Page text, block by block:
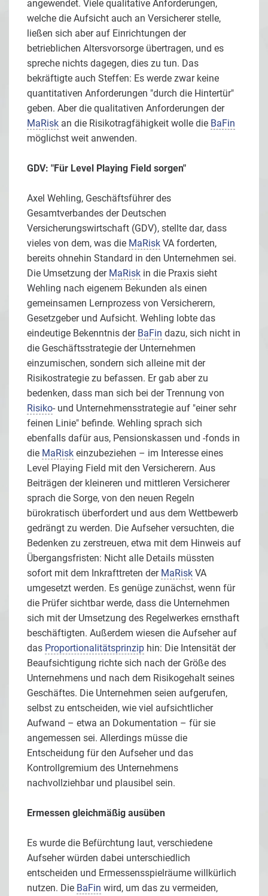
angewendet. Viele qualitative Anforderungen,
welche die Aufsicht auch an Versicherer stelle,
ließen sich aber auf Einrichtungen der
betrieblichen Altersvorsorge übertragen, und es
spreche nichts dagegen, dies zu tun. Das
bekräftigte auch Steffen: Es werde zwar keine
quantitativen Anforderungen "durch die Hintertür"
geben. Aber die qualitativen Anforderungen der
MaRisk an die Risikotragfähigkeit wolle die BaFin
möglichst weit anwenden.
GDV: "Für Level Playing Field sorgen"
Axel Wehling, Geschäftsführer des
Gesamtverbandes der Deutschen
Versicherungswirtschaft (GDV), stellte dar, dass
vieles von dem, was die MaRisk VA forderten,
bereits ohnehin Standard in den Unternehmen sei.
Die Umsetzung der MaRisk in die Praxis sieht
Wehling nach eigenem Bekunden als einen
gemeinsamen Lernprozess von Versicherern,
Gesetzgeber und Aufsicht. Wehling lobte das
eindeutige Bekenntnis der BaFin dazu, sich nicht in
die Geschäftsstrategie der Unternehmen
einzumischen, sondern sich alleine mit der
Risikostrategie zu befassen. Er gab aber zu
bedenken, dass man sich bei der Trennung von
Risiko- und Unternehmensstrategie auf "einer sehr
feinen Linie" befinde. Wehling sprach sich
ebenfalls dafür aus, Pensionskassen und -fonds in
die MaRisk einzubeziehen – im Interesse eines
Level Playing Field mit den Versicherern. Aus
Beiträgen der kleineren und mittleren Versicherer
sprach die Sorge, von den neuen Regeln
bürokratisch überfordert und aus dem Wettbewerb
gedrängt zu werden. Die Aufseher versuchten, die
Bedenken zu zerstreuen, etwa mit dem Hinweis auf
Übergangsfristen: Nicht alle Details müssten
sofort mit dem Inkrafttreten der MaRisk VA
umgesetzt werden. Es genüge zunächst, wenn für
die Prüfer sichtbar werde, dass die Unternehmen
sich mit der Umsetzung des Regelwerkes ernsthaft
beschäftigten. Außerdem wiesen die Aufseher auf
das Proportionalitätsprinzip hin: Die Intensität der
Beaufsichtigung richte sich nach der Größe des
Unternehmens und nach dem Risikogehalt seines
Geschäftes. Die Unternehmen seien aufgerufen,
selbst zu entscheiden, wie viel aufsichtlicher
Aufwand – etwa an Dokumentation – für sie
angemessen sei. Allerdings müsse die
Entscheidung für den Aufseher und das
Kontrollgremium des Unternehmens
nachvollziehbar und plausibel sein.
Ermessen gleichmäßig ausüben
Es wurde die Befürchtung laut, verschiedene
Aufseher würden dabei unterschiedlich
entscheiden und Ermessensspielräume willkürlich
nutzen. Die BaFin wird, um das zu vermeiden,